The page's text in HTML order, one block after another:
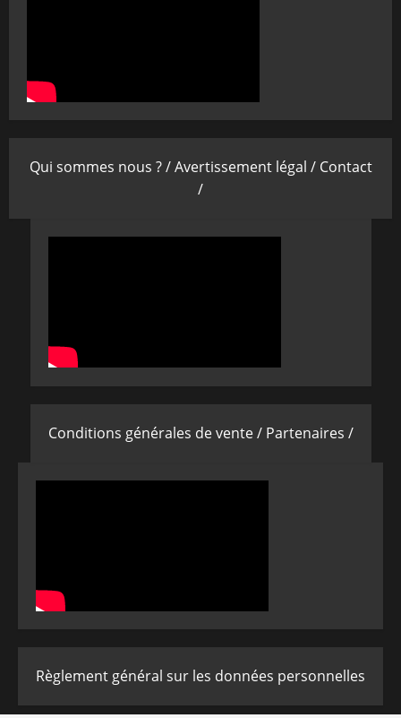
Qui sommes nous ? /Avertissement légal / Contact
/
Conditions générales de vente / Partenaires /
Règlement général sur les données personnelles